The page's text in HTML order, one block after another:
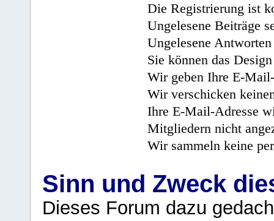
Die Registrierung ist
Ungelesene Beiträge
Ungelesene
Sie können das
Wir geben Ihre E-
Wir verschicken
Ihre E-Mail-Adresse
Mitgliedern nicht
Wir sammeln keine
Sinn und Zweck
Dieses Forum dazu